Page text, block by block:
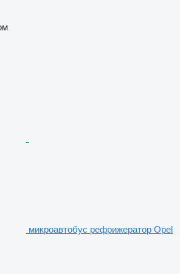
микроавтобус рефрижератор Opel